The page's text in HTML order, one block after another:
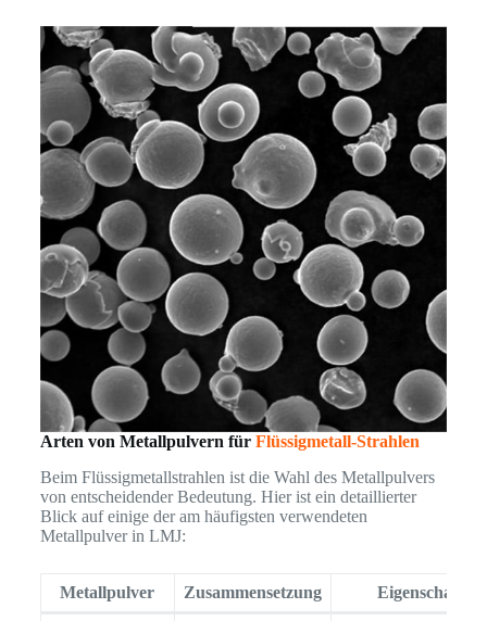
Arten von Metallpulvern für Flüssigmetall-Strahlen
Beim Flüssigmetallstrahlen ist die Wahl des Metallpulvers
von entscheidender Bedeutung. Hier ist ein detaillierter
Blick auf einige der am häufigsten verwendeten
Metallpulver in LMJ:
Metallpulver Zusammensetzung Eigenschaften